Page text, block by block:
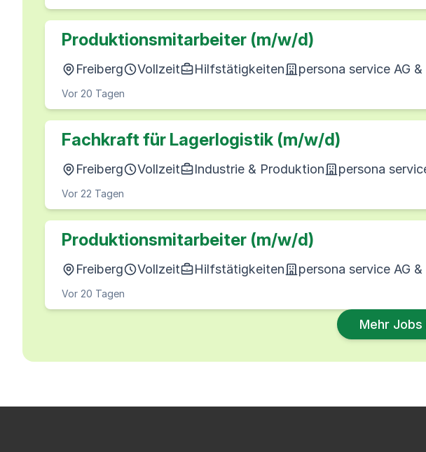
Produktionsmitarbeiter (m/w/d)
Freiberg Vollzeit Hilfstätigkeiten persona service AG
Vor 20 Tagen
Fachkraft für Lagerlogistik (m/w/d)
Freiberg Vollzeit Industrie & Produktion persona
Vor 22 Tagen
Produktionsmitarbeiter (m/w/d)
Freiberg Vollzeit Hilfstätigkeiten persona service AG
Vor 20 Tagen
Mehr Jobs